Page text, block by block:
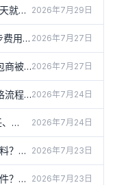
就要
2026年7月29日
费用
2026年7月27日
商被
2026年7月27日
流程
2026年7月24日
2026年7月24日
？完
2026年7月23日
？
2026年7月23日